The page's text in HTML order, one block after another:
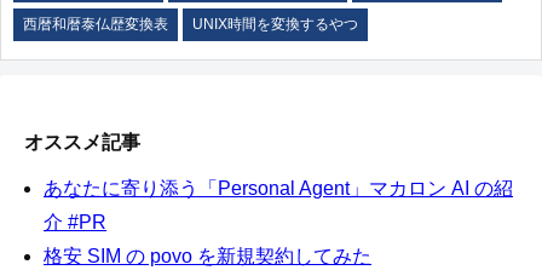
西暦和暦泰仏歴変換表 UNIX時間を変換するやつ
オススメ記事
あなたに寄り添う「Personal Agent」マカロン AI の紹
介 #PR
格安 SIM の povo を新規契約してみた